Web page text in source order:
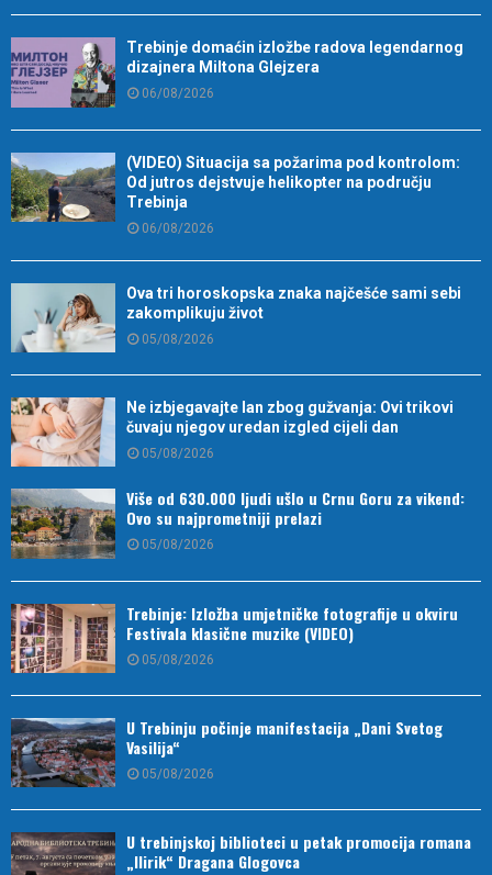
Trebinje domaćin izložbe radova legendarnog
dizajnera Miltona Glejzera
06/08/2026
(VIDEO) Situacija sa požarima pod kontrolom:
Od jutros dejstvuje helikopter na području
Trebinja
06/08/2026
Ova tri horoskopska znaka najčešće sami sebi
zakomplikuju život
05/08/2026
Ne izbjegavajte lan zbog gužvanja: Ovi trikovi
čuvaju njegov uredan izgled cijeli dan
05/08/2026
Više od 630.000 ljudi ušlo u Crnu Goru za vikend:
Ovo su najprometniji prelazi
05/08/2026
Trebinje: Izložba umjetničke fotografije u okviru
Festivala klasične muzike (VIDEO)
05/08/2026
U Trebinju počinje manifestacija „Dani Svetog
Vasilija“
05/08/2026
U trebinjskoj biblioteci u petak promocija romana
„Ilirik“ Dragana Glogovca